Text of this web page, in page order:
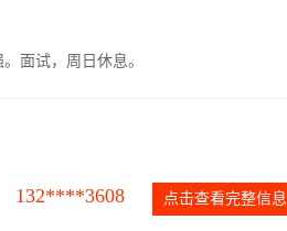
面试，周日休息。
132****3608 点击查看完整信息